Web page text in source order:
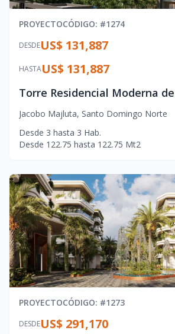
PROYECTOCÓDIGO: #1274
DESDEUS$ 131,887
HASTAUS$ 131,887
Jacobo Majluta, Santo Domingo Norte
Desde 3 hasta 3 Hab.
Desde 122.75 hasta 122.75 Mt2
PROYECTOCÓDIGO: #1273
DESDEUS$ 291,170